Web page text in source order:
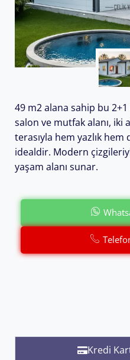
49 m2 alana sahip bu
salon ve mutfak alanı, iki
terasıyla hem yazlık hem
idealdir. Modern
yaşam alanı sunar.
Kredi